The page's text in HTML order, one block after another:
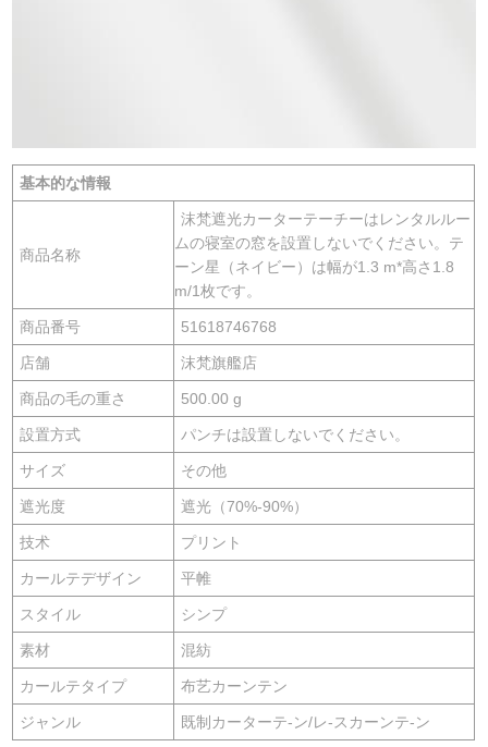
基本的な情報
商品名称
沫梵遮光カーターテーチーはレンタルルー
ムの寝室の窓を設置しないでください。テ
ーン星（ネイビー）は幅が1.3 m*高さ1.8
m/1枚です。
商品番号 51618746768
店舗 沫梵旗艦店
商品の毛の重さ 500.00 g
設置方式 パンチは設置しないでください。
サイズ その他
遮光度 遮光（70%-90%）
技术 プリント
カールテデザイン 平帷
スタイル シンプ
素材 混紡
カールテタイプ 布艺カーンテン
ジャンル 既制カーターテ-ン/レ-スカーンテ-ン